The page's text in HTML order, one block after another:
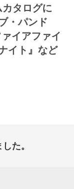
タログに
・パンド
イアファイ
イト』など
た。